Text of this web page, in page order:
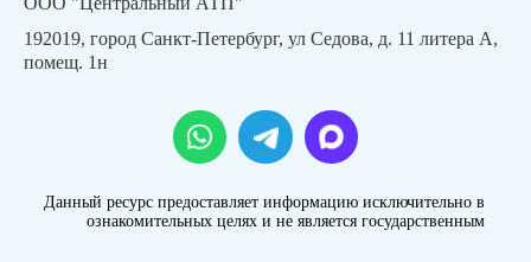
192019, город Санкт-Петербург, ул Седова, д. 11 литера А,
помещ. 1н
Данный ресурс предоставляет информацию исключительно в
ознакомительных целях и не является государственным